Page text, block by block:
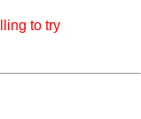
to try